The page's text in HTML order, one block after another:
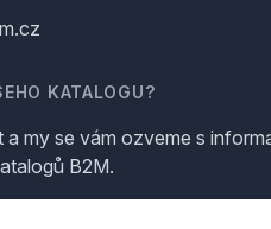
KATALOGU?
my se vám ozveme s
B2M.